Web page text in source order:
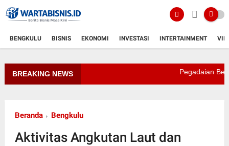
BENGKULU BISNIS EKONOMI INVESTASI INTERTAINMENT
BREAKING NEWS Pegadaian Bengkulu
Beranda Bengkulu
Aktivitas Angkutan Laut dan